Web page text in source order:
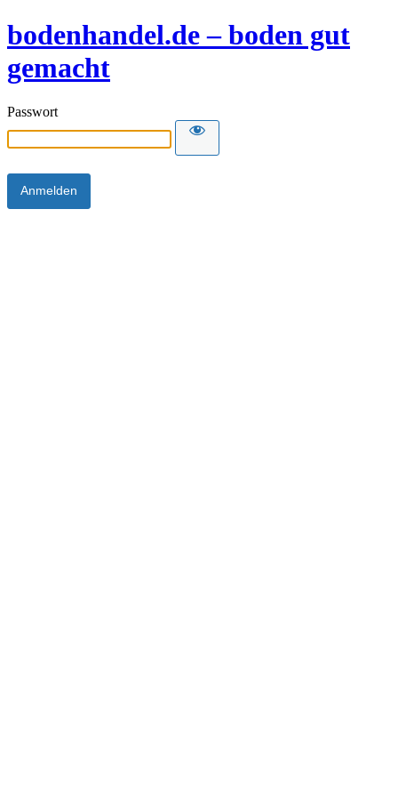
bodenhandel.de – boden gut
gemacht
Passwort